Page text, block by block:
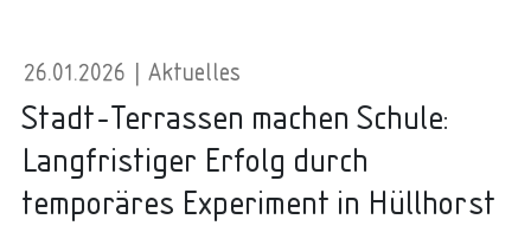
26.01.2026 | Aktuelles
Stadt-Terrassen machen Schule:
Langfristiger Erfolg durch
temporäres Experiment in Hüllhorst